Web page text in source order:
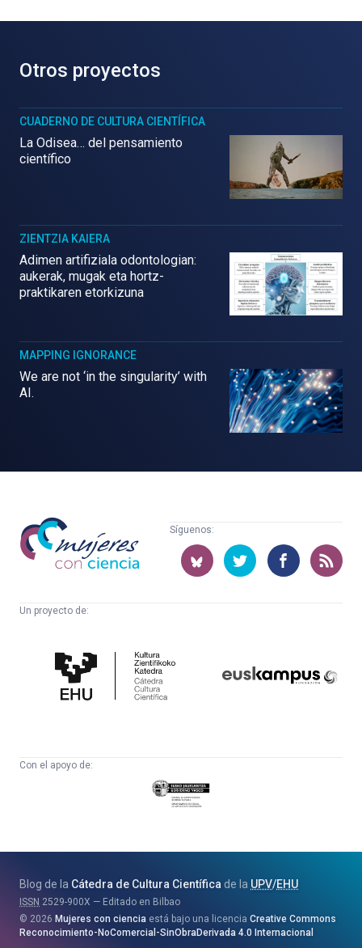
Otros proyectos
CUADERNO DE CULTURA CIENTÍFICA
La Odisea… del pensamiento
científico
ZIENTZIA KAIERA
Adimen artifiziala odontologian:
aukerak, mugak eta hortz-
praktikaren etorkizuna
MAPPING IGNORANCE
We are not ‘in the singularity’ with
AI.
Mujeres
con
ciencia
Síguenos:
Un proyecto de:
Cultura
Científica
Con el apoyo de:
Eusko
Jaurlaritza
eta
Berrikuntza
Saila
Blog de la Cátedra de Cultura Científica de la UPV/EHU
ISSN 2529-900X
Editado en Bilbao
2026 Mujeres con ciencia está bajo una licencia Creative Commons
Reconocimiento-NoComercial-SinObraDerivada 4.0 Internacional